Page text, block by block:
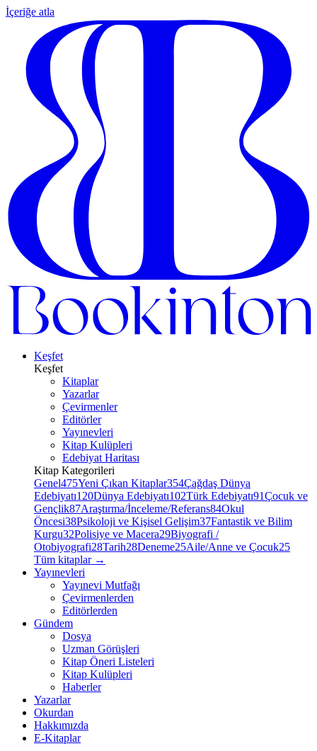
İçeriğe atla
Keşfet
Keşfet
Kitaplar
Yazarlar
Çevirmenler
Editörler
Yayınevleri
Kitap Kulüpleri
Edebiyat Haritası
Kitap Kategorileri
Genel475Yeni Çıkan Kitaplar354Çağdaş Dünya
Edebiyatı120Dünya Edebiyatı102Türk Edebiyatı91Çocuk ve
Gençlik87Araştırma/İnceleme/Referans84Okul
Öncesi38Psikoloji ve Kişisel Gelişim37Fantastik ve Bilim
Kurgu32Polisiye ve Macera29Biyografi /
Otobiyografi28Tarih28Deneme25Aile/Anne ve Çocuk25
Tüm kitaplar →
Yayınevleri
Yayınevi Mutfağı
Çevirmenlerden
Editörlerden
Gündem
Dosya
Uzman Görüşleri
Kitap Öneri Listeleri
Kitap Kulüpleri
Haberler
Yazarlar
Okurdan
Hakkımızda
E-Kitaplar